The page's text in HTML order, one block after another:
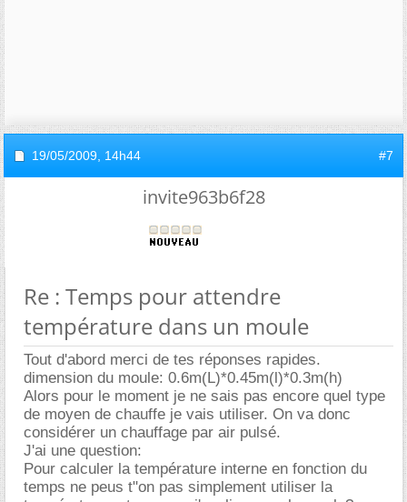
19/05/2009, 14h44 #7
invite963b6f28
Re : Temps pour attendre
température dans un moule
Tout d'abord merci de tes réponses rapides.
dimension du moule: 0.6m(L)*0.45m(l)*0.3m(h)
Alors pour le moment je ne sais pas encore quel type
de moyen de chauffe je vais utiliser. On va donc
considérer un chauffage par air pulsé.
J'ai une question:
Pour calculer la température interne en fonction du
temps ne peus t"on pas simplement utiliser la